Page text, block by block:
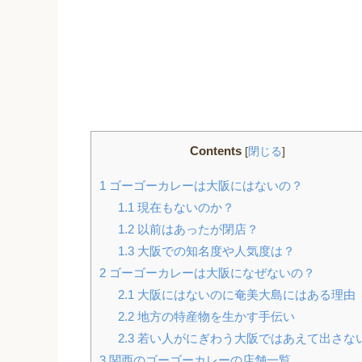
Contents [閉じる]
1 ゴーゴーカレーは大阪にはないの？
1.1 現在もないのか？
1.2以前はあったが閉店？
1.3大阪での知名度や人気度は？
2 ゴーゴーカレーは大阪になぜないの？
2.1 大阪にはないのに奄美大島にはある理由
2.2地方の特産物を生かす手伝い
2.3若い人がにぎわう大阪ではあえて出さな